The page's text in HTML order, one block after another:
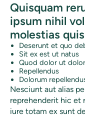
Quisquam
ipsum nihil
molestias
Deserunt et quo
Sit ex est ut natus
Quod dolor ut
Repellendus
Dolorum
Nesciunt aut alias
reprehenderit hic et
iure totam ex sunt